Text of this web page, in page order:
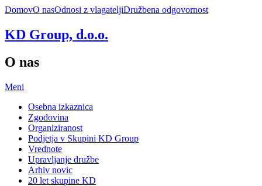
DomovO nasOdnosi z vlagateljiDružbena odgovornost
KD Group, d.o.o.
O nas
Meni
Osebna izkaznica
Zgodovina
Organiziranost
Podjetja v Skupini KD Group
Vrednote
Upravljanje družbe
Arhiv novic
20 let skupine KD